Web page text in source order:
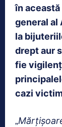
în
general al
la
drept aur
fie
cazi
„